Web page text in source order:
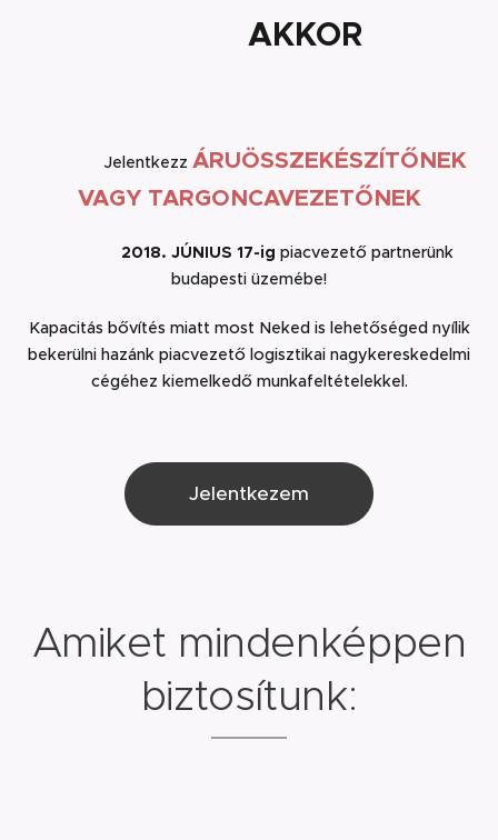
AKKOR
Jelentkezz ÁRUÖSSZEKÉSZÍTŐNEK
VAGY TARGONCAVEZETŐNEK
2018. JÚNIUS 17-ig piacvezető partnerünk
budapesti üzemébe!
Kapacitás bővítés miatt most Neked is lehetőséged nyílik
bekerülni hazánk piacvezető logisztikai nagykereskedelmi
cégéhez kiemelkedő munkafeltételekkel.
Jelentkezem
Amiket mindenképpen
biztosítunk: